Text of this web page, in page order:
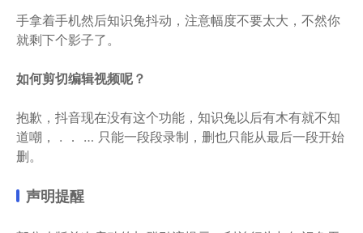
手拿着手机然后知识兔抖动，注意幅度不要太大，不然你
就剩下个影子了。
如何剪切编辑视频呢？
抱歉，抖音现在没有这个功能，知识兔以后有木有就不知
道嘲， . ． … 只能一段段录制，删也只能从最后一段开始
删。
声明提醒